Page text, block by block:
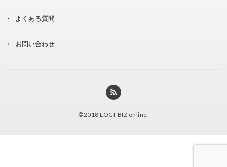
よくある質問
お問い合わせ
©2018 LOGI-BIZ online